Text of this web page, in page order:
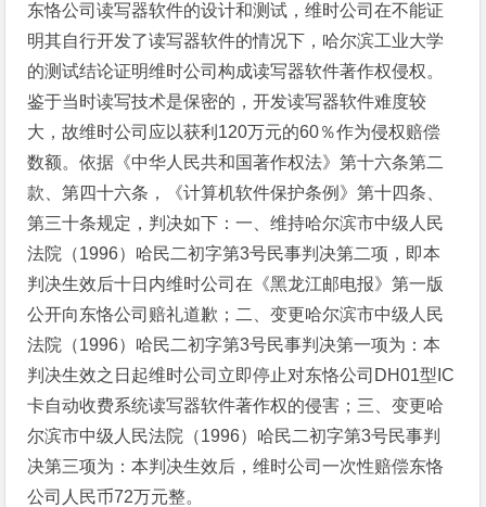
东恪公司读写器软件的设计和测试，维时公司在不能证
明其自行开发了读写器软件的情况下，哈尔滨工业大学
的测试结论证明维时公司构成读写器软件著作权侵权。
鉴于当时读写技术是保密的，开发读写器软件难度较
大，故维时公司应以获利120万元的60％作为侵权赔偿
数额。依据《中华人民共和国著作权法》第十六条第二
款、第四十六条，《计算机软件保护条例》第十四条、
第三十条规定，判决如下：一、维持哈尔滨市中级人民
法院（1996）哈民二初字第3号民事判决第二项，即本
判决生效后十日内维时公司在《黑龙江邮电报》第一版
公开向东恪公司赔礼道歉；二、变更哈尔滨市中级人民
法院（1996）哈民二初字第3号民事判决第一项为：本
判决生效之日起维时公司立即停止对东恪公司DH01型IC
卡自动收费系统读写器软件著作权的侵害；三、变更哈
尔滨市中级人民法院（1996）哈民二初字第3号民事判
决第三项为：本判决生效后，维时公司一次性赔偿东恪
公司人民币72万元整。